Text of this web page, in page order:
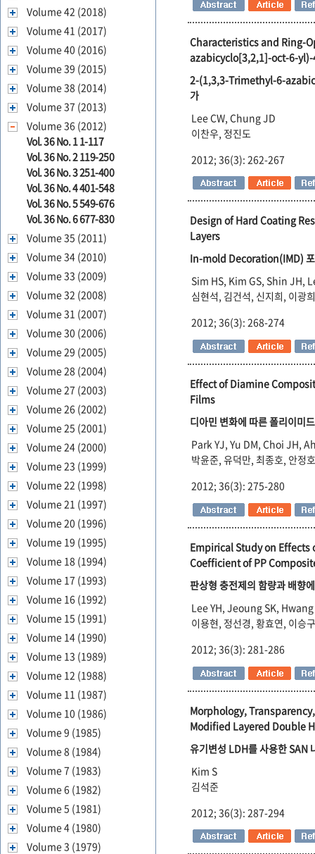
Volume 42 (2018)
Volume 41 (2017)
Volume 40 (2016)
Volume 39 (2015)
Volume 38 (2014)
Volume 37 (2013)
Volume 36 (2012)
Vol. 36 No. 1 1-117
Vol. 36 No. 2 119-250
Vol. 36 No. 3 251-400
Vol. 36 No. 4 401-548
Vol. 36 No. 5 549-676
Vol. 36 No. 6 677-830
Volume 35 (2011)
Volume 34 (2010)
Volume 33 (2009)
Volume 32 (2008)
Volume 31 (2007)
Volume 30 (2006)
Volume 29 (2005)
Volume 28 (2004)
Volume 27 (2003)
Volume 26 (2002)
Volume 25 (2001)
Volume 24 (2000)
Volume 23 (1999)
Volume 22 (1998)
Volume 21 (1997)
Volume 20 (1996)
Volume 19 (1995)
Volume 18 (1994)
Volume 17 (1993)
Volume 16 (1992)
Volume 15 (1991)
Volume 14 (1990)
Volume 13 (1989)
Volume 12 (1988)
Volume 11 (1987)
Volume 10 (1986)
Volume 9 (1985)
Volume 8 (1984)
Volume 7 (1983)
Volume 6 (1982)
Volume 5 (1981)
Volume 4 (1980)
Volume 3 (1979)
Characteristics and Ring-
azabicyclo[3,2,1]-oct-6-
2-(1,3,3-Trimethyl-6-
가
Lee CW, Chung JD
이찬우, 정진도
2012; 36(3): 262-267
Design of Hard Coating
Layers
In-mold Decoration(IMD) 포
Sim HS, Kim GS, Shin JH,
심현석, 김건석, 신지희, 이광희
2012; 36(3): 268-274
Effect of Diamine
Films
디아민 변화에 따른 폴리이미
Park YJ, Yu DM, Choi JH,
박윤준, 유덕만, 최종호, 안정
2012; 36(3): 275-280
Empirical Study on
Coefficient of PP
판상형 충전제의 함량과 배향
Lee YH, Jeoung SK, Hwang
이용현, 정선경, 황효연, 이승
2012; 36(3): 281-286
Morphology,
Modified Layered Double
유기변성 LDH를 사용한 SAN
Kim S
김석준
2012; 36(3): 287-294